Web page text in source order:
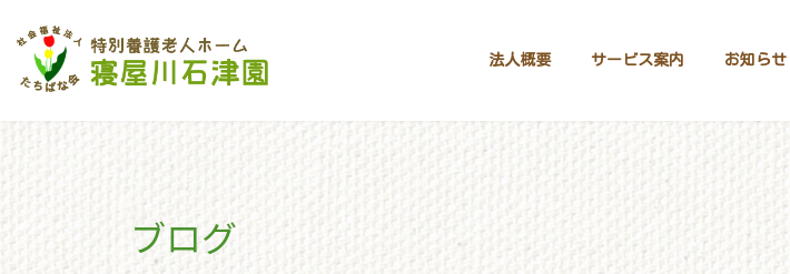
ツ
ッ
シ
移
法人概要 サービス案内 お知らせ
ブログ